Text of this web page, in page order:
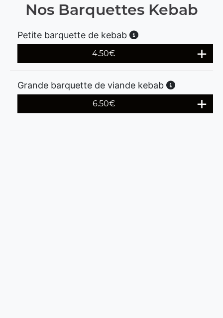
Nos Barquettes Kebab
Petite barquette de kebab
4.50€
Grande barquette de viande kebab
6.50€